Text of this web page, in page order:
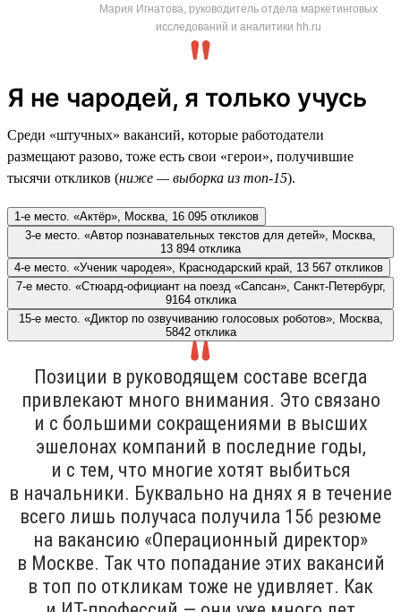
Мария Игнатова, руководитель отдела маркетинговых
исследований и аналитики hh.ru
Я не чародей, я только учусь
Среди «штучных» вакансий, которые работодатели
размещают разово, тоже есть свои «герои», получившие
тысячи откликов (ниже — выборка из топ-15).
1-е место. «Актёр», Москва, 16 095 откликов
3-е место. «Автор познавательных текстов для детей», Москва,
13 894 отклика
4-е место. «Ученик чародея», Краснодарский край, 13 567 откликов
7-е место. «Стюард-официант на поезд «Сапсан», Санкт-Петербург,
9164 отклика
15-е место. «Диктор по озвучиванию голосовых роботов», Москва,
5842 отклика
Позиции в руководящем составе всегда
привлекают много внимания. Это связано
и с большими сокращениями в высших
эшелонах компаний в последние годы,
и с тем, что многие хотят выбиться
в начальники. Буквально на днях я в течение
всего лишь получаса получила 156 резюме
на вакансию «Операционный директор»
в Москве. Так что попадание этих вакансий
в топ по откликам тоже не удивляет. Как